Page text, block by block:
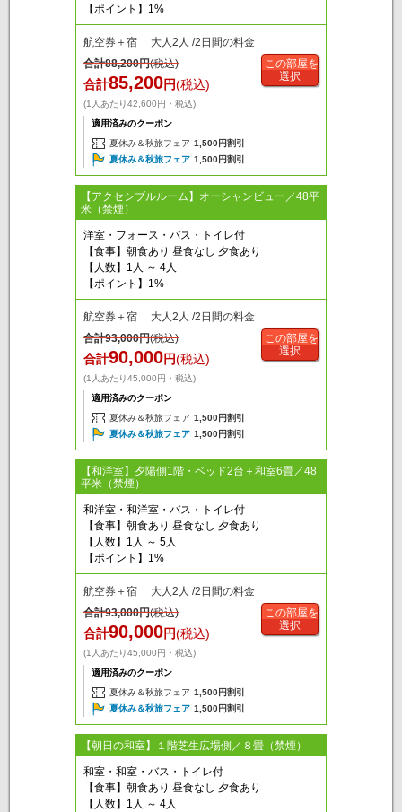
【ポイント】1%
航空券＋宿 大人2人 /2日間の料金
合計88,200円(税込)
合計85,200円(税込)
(1人あたり42,600円・税込)
適用済みのクーポン
夏休み＆秋旅フェア 1,500円割引
夏休み＆秋旅フェア 1,500円割引
この部屋を
選択
【アクセシブルルーム】オーシャンビュー／48平
米（禁煙）
洋室・フォース・バス・トイレ付
【食事】朝食あり 昼食なし 夕食あり
【人数】1人 ～ 4人
【ポイント】1%
航空券＋宿 大人2人 /2日間の料金
合計93,000円(税込)
合計90,000円(税込)
(1人あたり45,000円・税込)
適用済みのクーポン
夏休み＆秋旅フェア 1,500円割引
夏休み＆秋旅フェア 1,500円割引
この部屋を
選択
【和洋室】夕陽側1階・ベッド2台＋和室6畳／48
平米（禁煙）
和洋室・和洋室・バス・トイレ付
【食事】朝食あり 昼食なし 夕食あり
【人数】1人 ～ 5人
【ポイント】1%
航空券＋宿 大人2人 /2日間の料金
合計93,000円(税込)
合計90,000円(税込)
(1人あたり45,000円・税込)
適用済みのクーポン
夏休み＆秋旅フェア 1,500円割引
夏休み＆秋旅フェア 1,500円割引
この部屋を
選択
【朝日の和室】１階芝生広場側／８畳（禁煙）
和室・和室・バス・トイレ付
【食事】朝食あり 昼食なし 夕食あり
【人数】1人 ～ 4人